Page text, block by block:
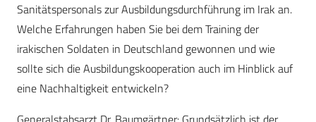
Sanitätspersonals zur Ausbildungsdurchführung im Irak an.
Welche Erfahrungen haben Sie bei dem Training der
irakischen Soldaten in Deutschland gewonnen und wie
sollte sich die Ausbildungskooperation auch im Hinblick auf
eine Nachhaltigkeit entwickeln?